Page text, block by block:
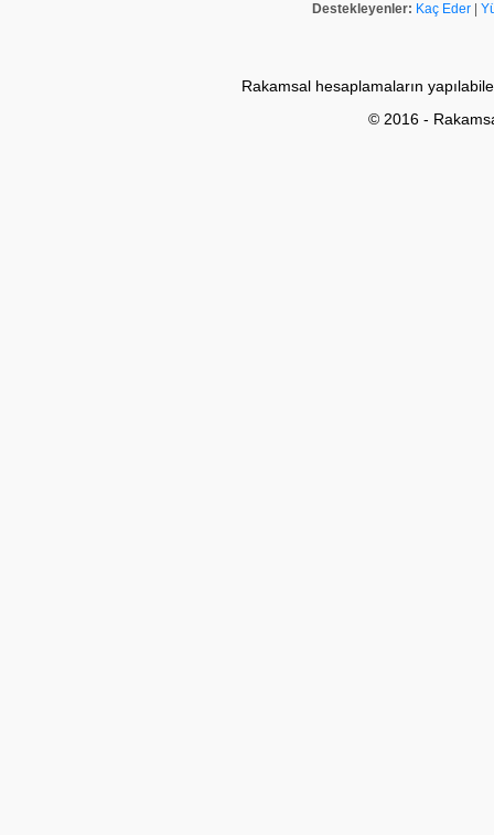
Destekleyenler: Kaç Eder
Rakamsal hesaplamaların
© 2016 -